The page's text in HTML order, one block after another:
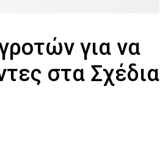
για να
στα Σχέδια